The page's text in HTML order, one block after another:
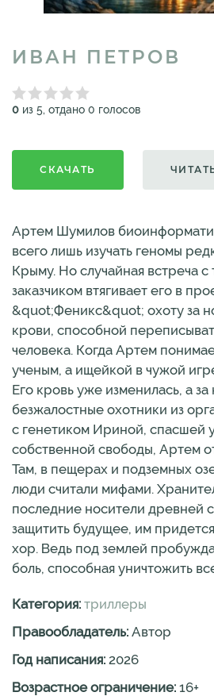
ИВАН ПЕТРОВ
0 из 5, отдано 0 голосов
СКАЧАТЬ
Артем Шумилов
всего лишь изучать геномы
Крыму. Но случайная встреча
заказчиком втягивает его в
&quot;Феникс&quot; охоту за
крови, способной
человека. Когда Артем
ученым, а ищейкой в чужой
Его кровь уже изменилась, а
безжалостные охотники из
с генетиком Ириной, спасшей
собственной свободы, Артем
Там, в пещерах и подземных
люди считали мифами.
последние носители древней
защитить будущее, им
хор. Ведь под землей
боль, способная уничтожить
Категория: триллеры
Правообладатель: Автор
Год написания: 2026
Возрастное ограничение: 16+